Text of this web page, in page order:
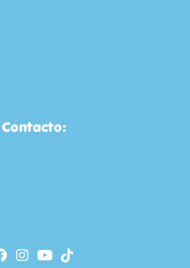
Contacto: